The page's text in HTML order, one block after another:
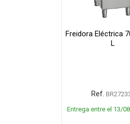
Freidora Eléctrica
L
Ref.
Entrega entre el 13/